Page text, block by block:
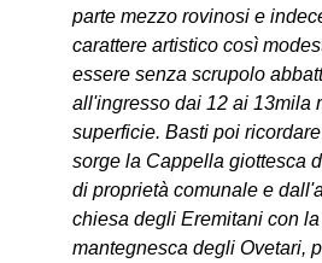
parte mezzo rovinosi e
carattere artistico così
essere senza scrupolo
all'ingresso dai 12 ai 13mila
superficie. Basti poi
sorge la Cappella giottesca
di proprietà comunale e
chiesa degli Eremitani con
mantegnesca degli Ovetari,